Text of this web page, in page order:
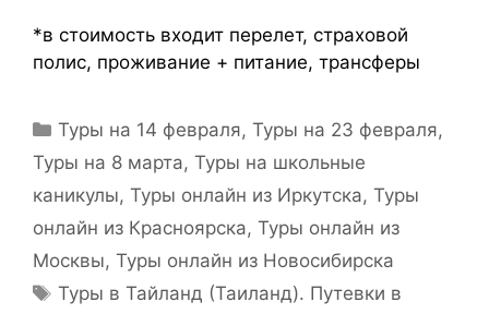
*в стоимость входит перелет, страховой
полис, проживание + питание, трансферы
Туры на 14 февраля,Туры на 23 февраля,
Туры на 8 марта, Туры на школьные
каникулы, Туры онлайн из Иркутска, Туры
онлайн из Красноярска, Туры онлайн из
Москвы, Туры онлайн из Новосибирска
Туры в Тайланд (Таиланд). Путевки в